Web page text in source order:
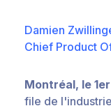
Damien
Chief Product
Montréal, le
file de